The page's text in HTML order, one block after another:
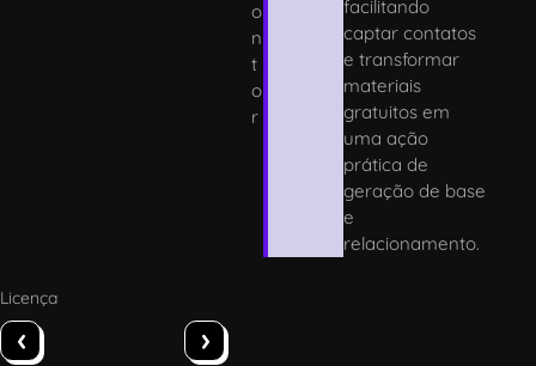
o
ni
t
o
r
facilitando
captar contatos
e transformar
materiais
gratuitos em
uma ação
prática de
geração de base
e
relacionamento.
Licença
‹ ›